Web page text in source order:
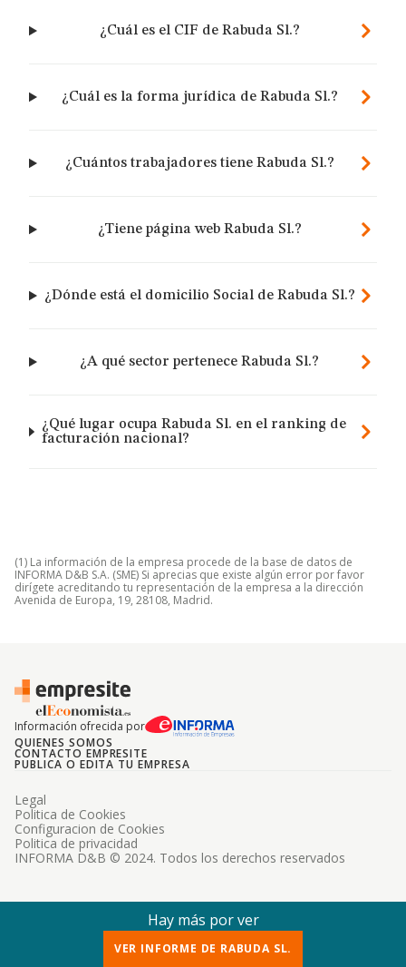
¿Cuál es el CIF de Rabuda Sl.?
¿Cuál es la forma jurídica de Rabuda Sl.?
¿Cuántos trabajadores tiene Rabuda Sl.?
¿Tiene página web Rabuda Sl.?
¿Dónde está el domicilio Social de Rabuda Sl.?
¿A qué sector pertenece Rabuda Sl.?
¿Qué lugar ocupa Rabuda Sl. en el ranking de
facturación nacional?
(1) La información de la empresa procede de la base de datos de
INFORMA D&B S.A. (SME) Si aprecias que existe algún error por favor
dirígete acreditando tu representación de la empresa a la dirección
Avenida de Europa, 19, 28108, Madrid.
Información ofrecida por
QUIENES SOMOS
CONTACTO EMPRESITE
PUBLICA O EDITA TU EMPRESA
INFORMA D&B © 2024. Todos los derechos reservados
Legal
Politica de Cookies
Configuracion de Cookies
Politica de privacidad
Hay más por ver
VER INFORME DE RABUDA SL.